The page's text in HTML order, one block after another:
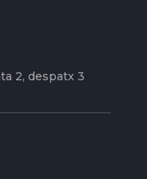
2, despatx 3